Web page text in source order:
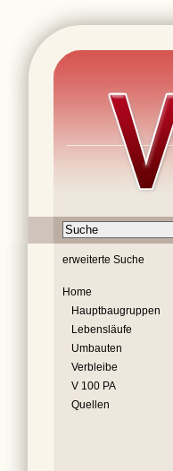
erweiterte Suche
Home
Hauptbaugruppen
Lebensläufe
Umbauten
Verbleibe
V 100 PA
Quellen